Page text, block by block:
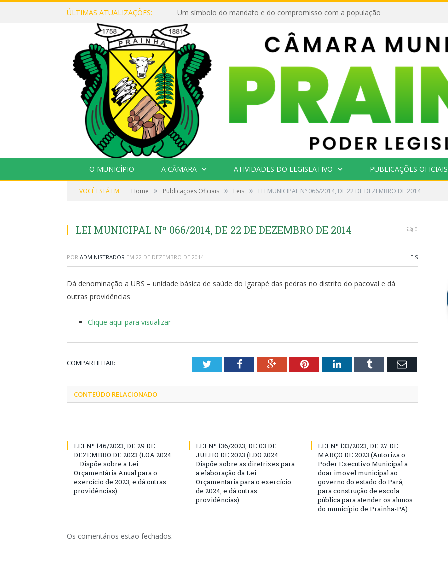
ÚLTIMAS ATUALIZAÇÕES: Um símbolo do mandato e do compromisso com a população
O MUNICÍPIO A CÂMARA ATIVIDADES DO LEGISLATIVO PUBLICAÇÕES OFICIAIS
VOCÊ ESTÁ EM: Home » Publicações Oficiais » Leis » LEI MUNICIPAL Nº 066/2014, DE 22 DE DEZEMBRO DE 2014
LEI MUNICIPAL Nº 066/2014, DE 22 DE DEZEMBRO DE 2014 0
POR ADMINISTRADOR EM 22 DE DEZEMBRO DE 2014 LEIS
Dá denominação a UBS – unidade básica de saúde do Igarapé das pedras no distrito do pacoval e dá
outras providências
Clique aqui para visualizar
COMPARTILHAR: TwitterFacebookGoogle+PinterestLinkedInTumblr Email
CONTEÚDO RELACIONADO
LEI Nº 146/2023, DE 29 DE
DEZEMBRO DE 2023 (LOA 2024
– Dispõe sobre a Lei
Orçamentária Anual para o
exercício de 2023, e dá outras
providências)
LEI Nº 136/2023, DE 03 DE
JULHO DE 2023 (LDO 2024 –
Dispõe sobre as diretrizes para
a elaboração da Lei
Orçamentaria para o exercício
de 2024, e dá outras
providências)
LEI Nº 133/2023, DE 27 DE
MARÇO DE 2023 (Autoriza o
Poder Executivo Municipal a
doar imovel municipal ao
governo do estado do Pará,
para construção de escola
pública para atender os alunos
do município de Prainha-PA)
Os comentários estão fechados.